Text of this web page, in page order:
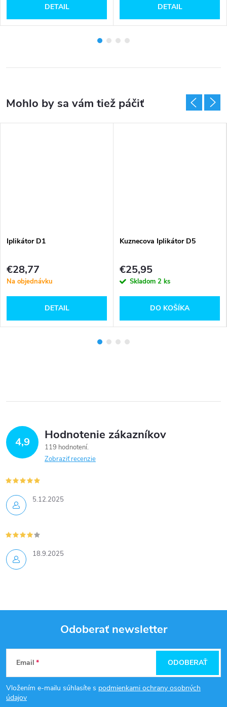
DETAIL DETAIL
Iplikátor D1
€28,77
Na objednávku
DETAIL
Kuznecova Iplikátor D5
€25,95
Skladom 2 ks
DO KOŠÍKA
4,9 Hodnotenie zákazníkov
119 hodnotení
Zobraziť recenzie
5.12.2025
18.9.2025
Z
á
Odoberať newsletter
Email
Vložením e-mailu súhlasíte s podmienkami ochrany osobných
údajov
ODOBERAŤ